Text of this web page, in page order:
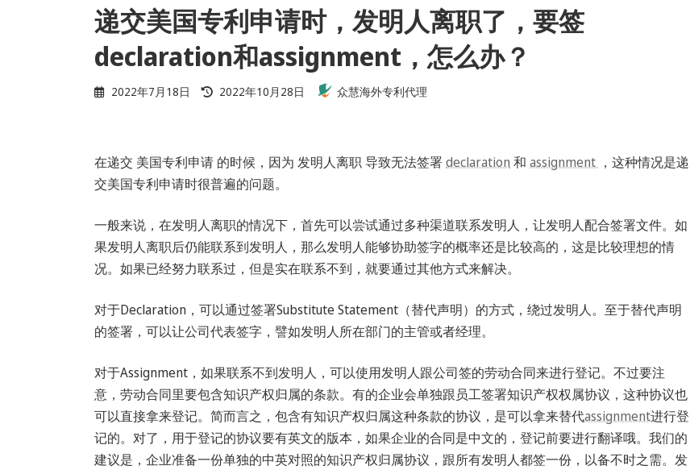
递交美国专利申请时，发明人离职了，要签
declaration和assignment，怎么办？
2022年7月18日
Last
updated
2022年10月28日 众慧海外专利代理
在递交 美国专利申请 的时候，因为 发明人离职 导致无法签署declaration 和 assignment ，这种情况是递
交美国专利申请时很普遍的问题。
一般来说，在发明人离职的情况下，首先可以尝试通过多种渠道联系发明人，让发明人配合签署文件。如
果发明人离职后仍能联系到发明人，那么发明人能够协助签字的概率还是比较高的，这是比较理想的情
况。如果已经努力联系过，但是实在联系不到，就要通过其他方式来解决。
对于Declaration，可以通过签署Substitute Statement（替代声明）的方式，绕过发明人。至于替代声明
的签署，可以让公司代表签字，譬如发明人所在部门的主管或者经理。
对于Assignment，如果联系不到发明人，可以使用发明人跟公司签的劳动合同来进行登记。不过要注
意，劳动合同里要包含知识产权归属的条款。有的企业会单独跟员工签署知识产权权属协议，这种协议也
可以直接拿来登记。简而言之，包含有知识产权归属这种条款的协议，是可以拿来替代assignment进行登
记的。对了，用于登记的协议要有英文的版本，如果企业的合同是中文的，登记前要进行翻译哦。我们的
建议是，企业准备一份单独的中英对照的知识产权归属协议，跟所有发明人都签一份，以备不时之需。发